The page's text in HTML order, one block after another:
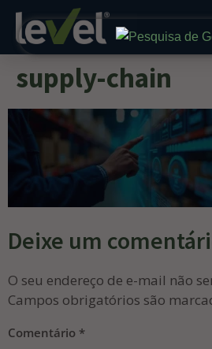
supply-chain
Deixe um
O seu endereço de e-mail não
Campos obrigatórios são
Comentário *